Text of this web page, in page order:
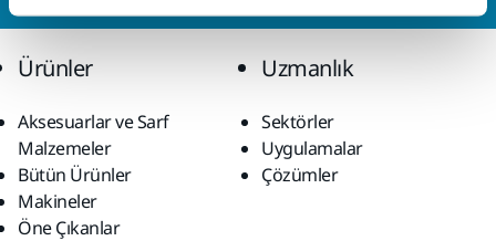
Ürünler
Aksesuarlar ve Sarf
Malzemeler
Bütün Ürünler
Makineler
Öne Çıkanlar
Uzmanlık
Sektörler
Uygulamalar
Çözümler